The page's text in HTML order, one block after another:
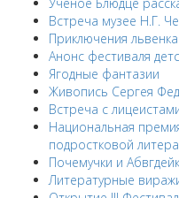
Встреча музее Н.Г.
Приключения
Анонс фестиваля
Ягодные фантазии
Живопись Сергея
Встреча с
Национальная
подростковой
Почемучки и
Литературные